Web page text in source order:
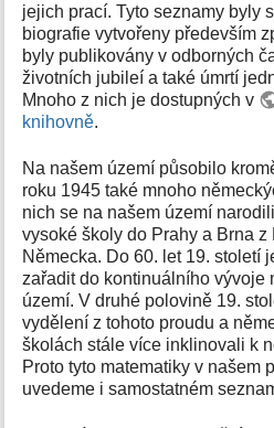
jejich prací. Tyto seznamy byly
biografie vytvořeny především
byly publikovány v odborných
životních jubileí a také úmrtí
Mnoho z nich je dostupných v
knihovně.
Na našem území působilo
roku 1945 také mnoho
nich se na našem území
vysoké školy do Prahy a Brna z
Německa. Do 60. let 19. století
zařadit do kontinuálního vývoje
území. V druhé polovině 19.
vydělení z tohoto proudu a
školách stále více inklinovali k
Proto tyto matematiky v našem
uvedeme i samostatném